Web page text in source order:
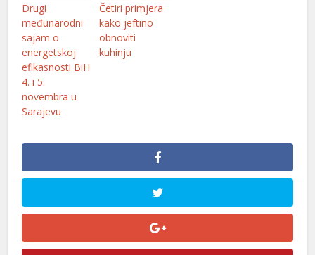
Drugi
međunarodni
sajam o
energetskoj
efikasnosti BiH
4. i 5.
novembra u
Sarajevu
Četiri primjera
kako jeftino
obnoviti
kuhinju